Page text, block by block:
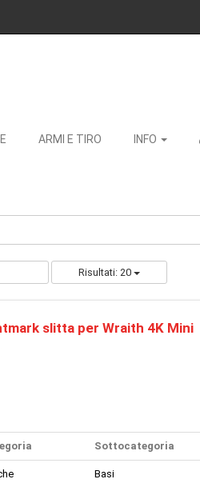
ARMI E TIRO INFO
Risultati: 20
slitta per Wraith 4K Mini
Sottocategoria
Basi